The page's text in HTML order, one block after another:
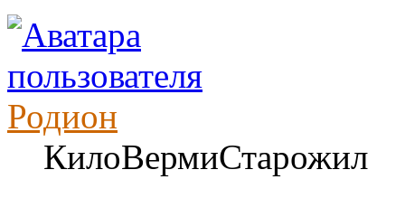
Родион
КилоВермиСтарожил